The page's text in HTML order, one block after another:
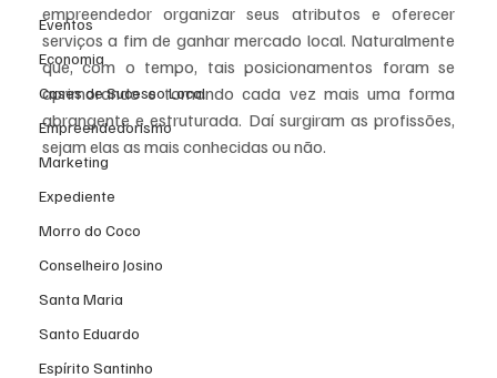
Eventos
Economia
Cases de Sucesso Local
Empreendedorismo
Marketing
Expediente
Morro do Coco
Conselheiro Josino
Santa Maria
Santo Eduardo
Espírito Santinho
empreendedor organizar seus atributos e oferecer
serviços a fim de ganhar mercado local. Naturalmente
que, com o tempo, tais posicionamentos foram se
aprimorando e tomando cada vez mais uma forma
abrangente e estruturada. Daí surgiram as profissões,
sejam elas as mais conhecidas ou não.